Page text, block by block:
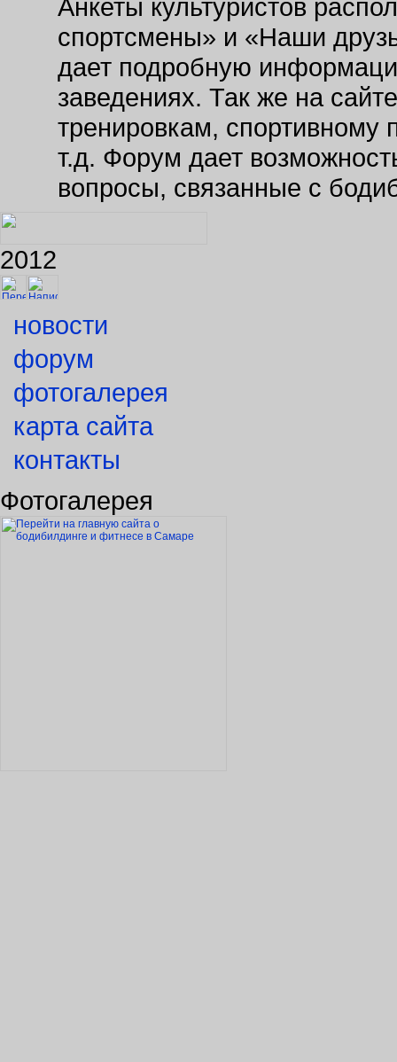
Анкеты культуристов
спортсмены» и «Наши
дает подробную
заведениях. Так же на
тренировкам, спортивному
т.д. Форум дает
вопросы, связанные с
2012
новости
форум
фотогалерея
карта сайта
контакты
Фотогалерея